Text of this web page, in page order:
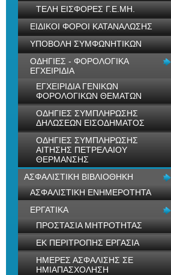
ΤΕΛΗ ΕΙΣΦΟΡΕΣ Γ.Ε.ΜΗ.
ΕΙΔΙΚΟΙ ΦΟΡΟΙ ΚΑΤΑΝΑΛΩΣΗΣ
ΥΠΟΒΟΛΗ ΣΥΜΦΩΝΗΤΙΚΩΝ
ΟΔΗΓΙΕΣ - ΦΟΡΟΛΟΓΙΚΑ
ΕΓΧΕΙΡΙΔΙΑ
ΕΓΧΕΙΡΙΔΙΑ ΓΕΝΙΚΩΝ
ΦΟΡΟΛΟΓΙΚΩΝ ΘΕΜΑΤΩΝ
ΟΔΗΓΙΕΣ ΣΥΜΠΛΗΡΩΣΗΣ
ΔΗΛΩΣΕΩΝ ΕΙΣΟΔΗΜΑΤΟΣ
ΟΔΗΓΙΕΣ ΣΥΜΠΛΗΡΩΣΗΣ
ΑΙΤΗΣΗΣ ΠΕΤΡΕΛΑΙΟΥ
ΘΕΡΜΑΝΣΗΣ
ΑΣΦΑΛΙΣΤΙΚΗ ΒΙΒΛΙΟΘΗΚΗ
ΑΣΦΑΛΙΣΤΙΚΗ ΕΝΗΜΕΡΟΤΗΤΑ
ΕΡΓΑΤΙΚΑ
ΠΡΟΣΤΑΣΙΑ ΜΗΤΡΟΤΗΤΑΣ
ΕΚ ΠΕΡΙΤΡΟΠΗΣ ΕΡΓΑΣΙΑ
ΗΜΕΡΕΣ ΑΣΦΑΛΙΣΗΣ ΣΕ
ΗΜΙΑΠΑΣΧΟΛΗΣΗ